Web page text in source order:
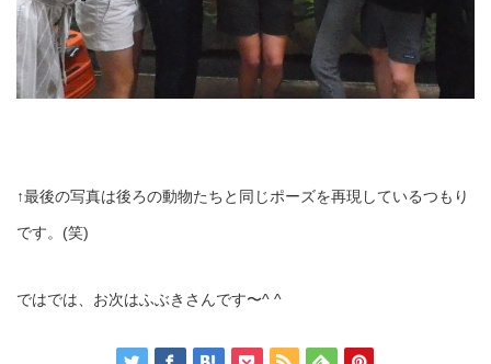
↑最後の写真は後ろの動物たちと同じポーズを再現しているつもり
です。(笑)
ではでは、お次はふぶきさんです〜^ ^